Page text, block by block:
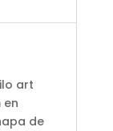
art
de